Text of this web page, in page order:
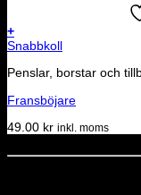
+
Snabbkoll
Penslar, borstar och
Fransböjare
49.00 kr inkl. moms